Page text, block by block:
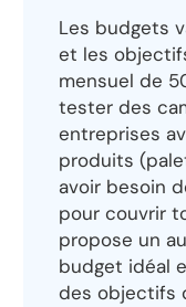
Les budgets
et les
mensuel de
tester des
entreprises
produits
avoir besoin
pour couvrir
propose un
budget idéal
des objectifs